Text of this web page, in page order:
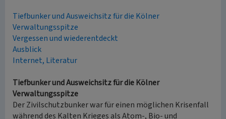
Tiefbunker und Ausweichsitz für die Kölner
Verwaltungsspitze
Vergessen und wiederentdeckt
Ausblick
Internet, Literatur
Tiefbunker und Ausweichsitz für die Kölner
Verwaltungsspitze
Der Zivilschutzbunker war für einen möglichen Krisenfall
während des Kalten Krieges als Atom-, Bio- und